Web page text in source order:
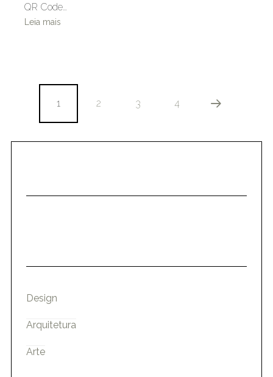
QR Code…
Leia mais
1 2 3 4
Design
Arquitetura
Arte